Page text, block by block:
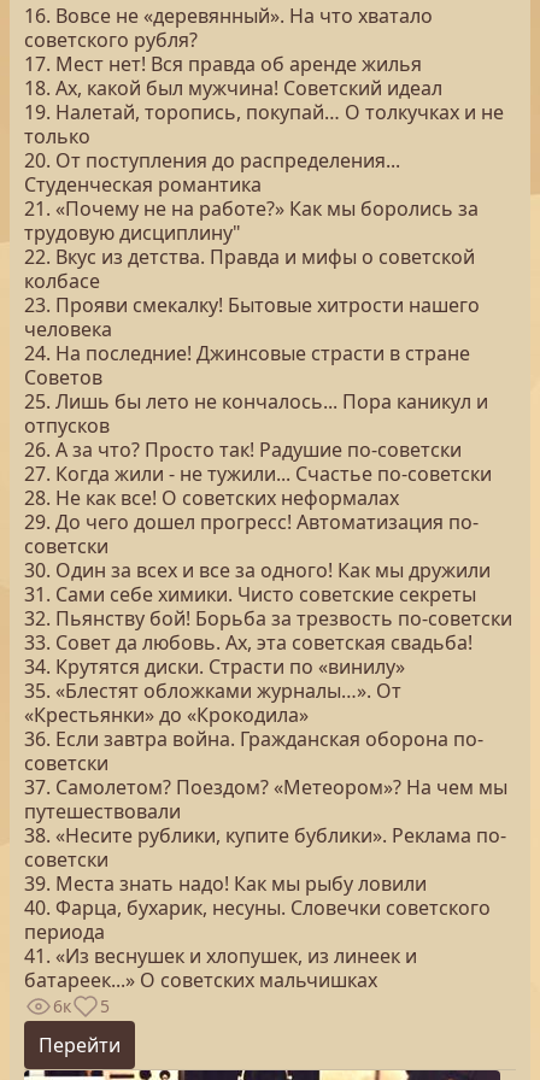
16. Вовсе не «деревянный». На что хватало
советского рубля?
17. Мест нет! Вся правда об аренде жилья
18. Ах, какой был мужчина! Советский идеал
19. Налетай, торопись, покупай… О толкучках и не
только
20. От поступления до распределения...
Студенческая романтика
21. «Почему не на работе?» Как мы боролись за
трудовую дисциплину"
22. Вкус из детства. Правда и мифы о советской
колбасе
23. Прояви смекалку! Бытовые хитрости нашего
человека
24. На последние! Джинсовые страсти в стране
Советов
25. Лишь бы лето не кончалось... Пора каникул и
отпусков
26. А за что? Просто так! Радушие по-советски
27. Когда жили - не тужили... Счастье по-советски
28. Не как все! О советских неформалах
29. До чего дошел прогресс! Автоматизация по-
советски
30. Один за всех и все за одного! Как мы дружили
31. Сами себе химики. Чисто советские секреты
32. Пьянству бой! Борьба за трезвость по-советски
33. Совет да любовь. Ах, эта советская свадьба!
34. Крутятся диски. Страсти по «винилу»
35. «Блестят обложками журналы…». От
«Крестьянки» до «Крокодила»
36. Если завтра война. Гражданская оборона по-
советски
37. Самолетом? Поездом? «Метеором»? На чем мы
путешествовали
38. «Несите рублики, купите бублики». Реклама по-
советски
39. Места знать надо! Как мы рыбу ловили
40. Фарца, бухарик, несуны. Словечки советского
периода
41. «Из веснушек и хлопушек, из линеек и
батареек...» О советских мальчишках
6к 5
Перейти